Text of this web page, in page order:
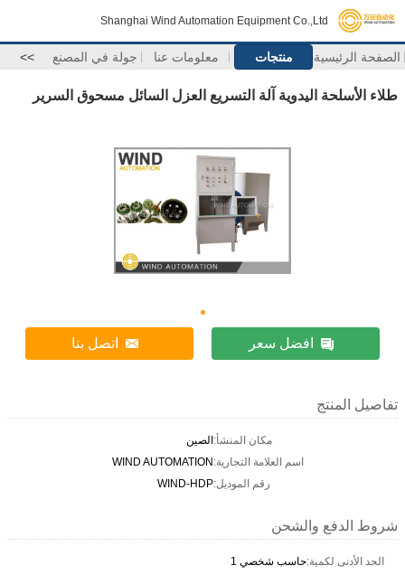
Shanghai Wind Automation Equipment Co.,Ltd
الصفحة الرئيسية منتجات معلومات عنا جولة في المصنع >>
طلاء الأسلحة اليدوية آلة التسريع العزل السائل مسحوق السرير
افضل سعر اتصل بنا
تفاصيل المنتج
مكان المنشأ:الصين
اسم العلامة التجارية:WIND AUTOMATION
رقم الموديل:WIND-HDP
شروط الدفع والشحن
الحد الأدنى لكمية:حاسب شخصي 1